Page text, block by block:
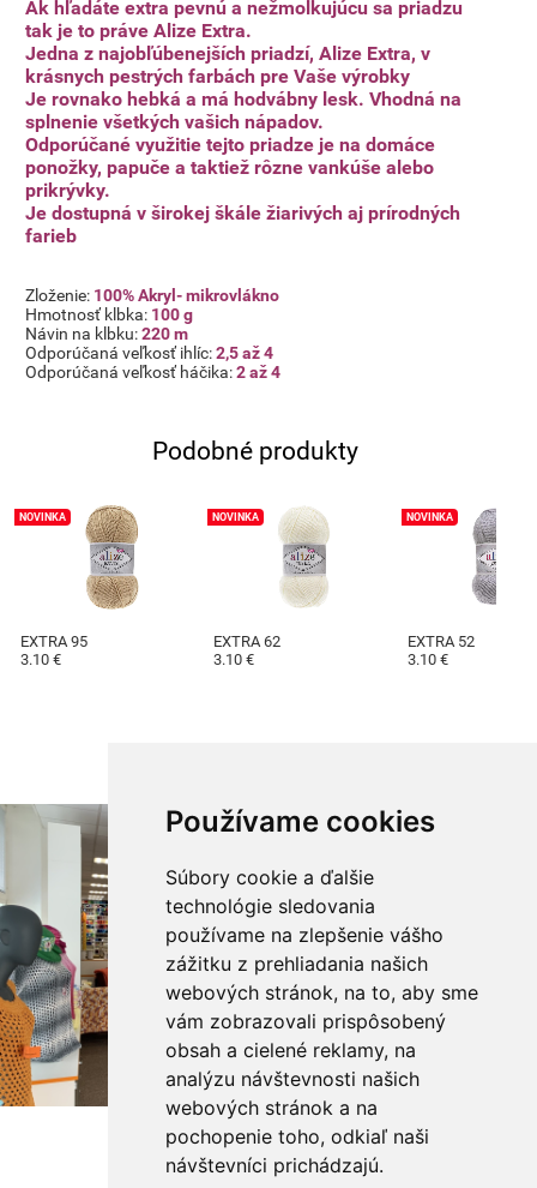
Používame cookies
Súbory cookie a ďalšie
technológie sledovania
používame na zlepšenie vášho
zážitku z prehliadania našich
webových stránok, na to, aby sme
vám zobrazovali prispôsobený
obsah a cielené reklamy, na
analýzu návštevnosti našich
webových stránok a na
pochopenie toho, odkiaľ naši
návštevníci prichádzajú.
Ak hľadáte extra pevnú a nežmolkujúcu sa priadzu
tak je to práve Alize Extra.
Jedna z najobľúbenejších priadzí, Alize Extra, v
krásnych pestrých farbách pre Vaše výrobky
Je rovnako hebká a má hodvábny lesk. Vhodná na
splnenie všetkých vašich nápadov.
Odporúčané využitie tejto priadze je na domáce
ponožky, papuče a taktiež rôzne vankúše alebo
prikrývky.
Je dostupná v širokej škále žiarivých aj prírodných
farieb
Zloženie: 100% Akryl- mikrovlákno
Hmotnosť klbka: 100 g
Návin na klbku:220 m
Odporúčaná veľkosť ihlíc:2,5 až 4
Odporúčaná veľkosť háčika:2 až 4
Podobné produkty
EXTRA 95
NOVINKA
3.10 €
EXTRA 62
NOVINKA
3.10 €
EXTRA 52
NOVINKA
3.10 €